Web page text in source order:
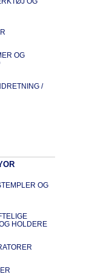
OG
/
OG
HOLDERE